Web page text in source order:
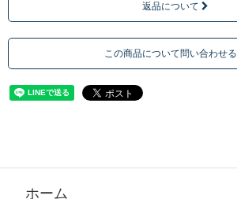
返品について
この商品について問い合わせる
ホーム